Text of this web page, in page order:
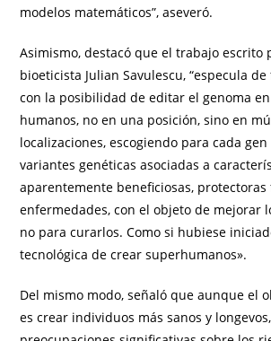
modelos matemáticos”, aseveró.
Asimismo, destacó que el trabajo escrito
bioeticista Julian Savulescu, “especula
con la posibilidad de editar el genoma
humanos, no en una posición, sino en
localizaciones, escogiendo para cada
variantes genéticas asociadas a
aparentemente beneficiosas, protectoras
enfermedades, con el objeto de mejorar
no para curarlos. Como si hubiese
tecnológica de crear superhumanos».
Del mismo modo, señaló que aunque el
es crear individuos más sanos y